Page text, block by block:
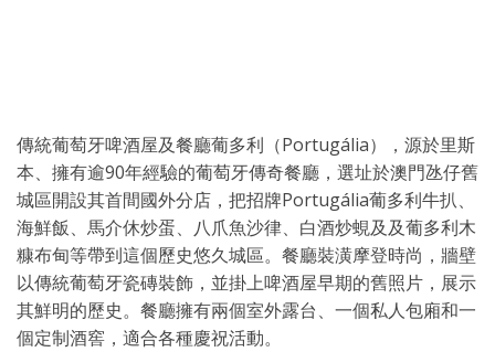
傳統葡萄牙啤酒屋及餐廳葡多利（Portugália），源於里斯
本、擁有逾90年經驗的葡萄牙傳奇餐廳，選址於澳門氹仔舊
城區開設其首間國外分店，把招牌Portugália葡多利牛扒、
海鮮飯、馬介休炒蛋、八爪魚沙律、白酒炒蜆及及葡多利木
糠布甸等帶到這個歷史悠久城區。餐廳裝潢摩登時尚，牆壁
以傳統葡萄牙瓷磚裝飾，並掛上啤酒屋早期的舊照片，展示
其鮮明的歷史。餐廳擁有兩個室外露台、一個私人包廂和一
個定制酒窖，適合各種慶祝活動。